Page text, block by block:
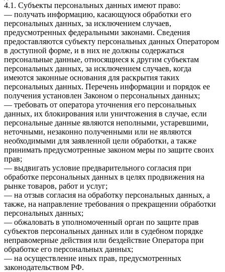
4.1. Субъекты персональных данных имеют право:
— получать информацию, касающуюся обработки его
персональных данных, за исключением случаев,
предусмотренных федеральными законами. Сведения
предоставляются субъекту персональных данных Оператором
в доступной форме, и в них не должны содержаться
персональные данные, относящиеся к другим субъектам
персональных данных, за исключением случаев, когда
имеются законные основания для раскрытия таких
персональных данных. Перечень информации и порядок ее
получения установлен Законом о персональных данных;
— требовать от оператора уточнения его персональных
данных, их блокирования или уничтожения в случае, если
персональные данные являются неполными, устаревшими,
неточными, незаконно полученными или не являются
необходимыми для заявленной цели обработки, а также
принимать предусмотренные законом меры по защите своих
прав;
— выдвигать условие предварительного согласия при
обработке персональных данных в целях продвижения на
рынке товаров, работ и услуг;
— на отзыв согласия на обработку персональных данных, а
также, на направление требования о прекращении обработки
персональных данных;
— обжаловать в уполномоченный орган по защите прав
субъектов персональных данных или в судебном порядке
неправомерные действия или бездействие Оператора при
обработке его персональных данных;
— на осуществление иных прав, предусмотренных
законодательством РФ.